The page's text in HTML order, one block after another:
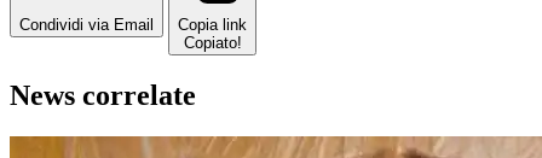
Condividi via Email
Copia link
Copiato!
News correlate